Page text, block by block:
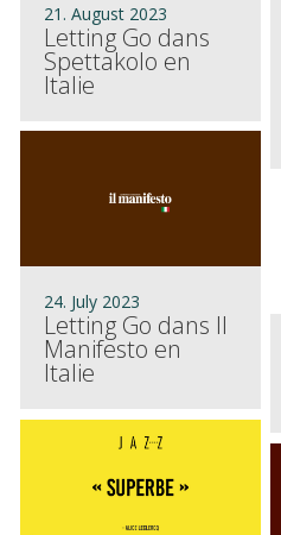
21. August 2023
Letting Go dans
Spettakolo en
Italie
24. July 2023
Letting Go dans Il
Manifesto en
Italie